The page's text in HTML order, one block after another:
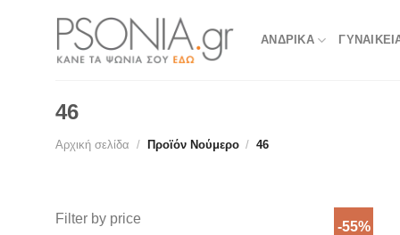
ΑΝΔΡΙΚΑ
46
Αρχική σελίδα / Προϊόν Νούμερο / 46
Filter by price
-55%